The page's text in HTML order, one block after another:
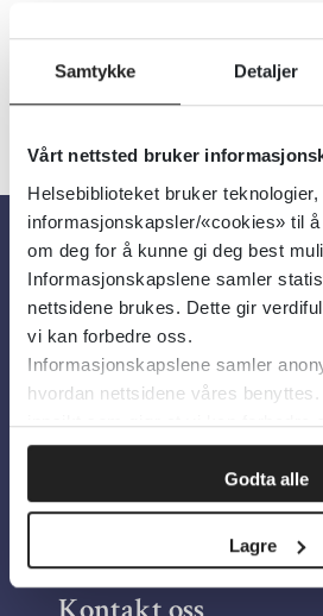
Samtykke Detaljer
Vårt nettsted bruker
Helsebiblioteket bruker
informasjonskapsler/«cookies» til
om deg for å kunne gi deg best
Informasjonskapslene samler
nettsidene brukes. Dette gir
vi kan forbedre oss.
Informasjonskapslene samler
hvordan nettsidene våres
innsikt som gjør at vi kan forbedre
Godta alle
Lagre
Om oss
Om Helsebiblioteket
Personvern og
Tilgjengelighetserklæring
Information in English
Bilder fra Colourbox.com